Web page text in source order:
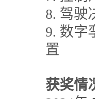
8. 驾驶
9. 数字
置
获奖情